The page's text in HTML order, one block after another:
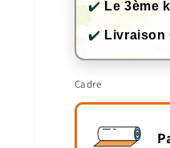
✔️ Le 3ème
✔️ Livraison
Cadre